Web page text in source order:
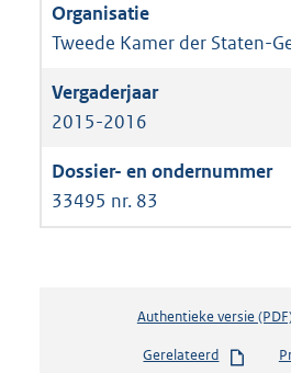
Tweede Kamer der Staten-
2015-2016
33495 nr. 83
Authentieke versie
Gerelateerd